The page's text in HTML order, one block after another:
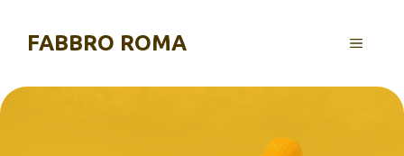
contenuto
FABBRO ROMA MENU